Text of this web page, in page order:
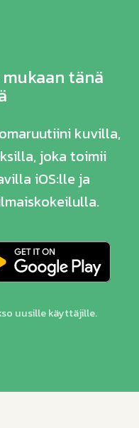
tänä
kuvilla,
joka toimii
iOS:lle ja
uusille käyttäjille.